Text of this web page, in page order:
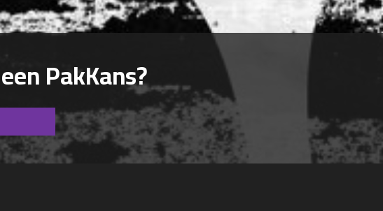
PakKans?